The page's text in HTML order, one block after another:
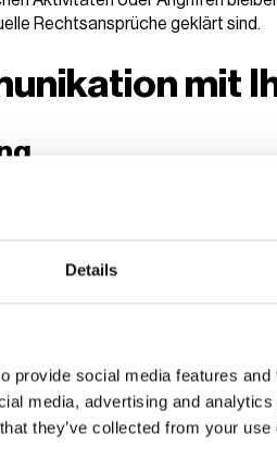
Details
provide social media features
media, advertising and
they’ve collected from your
Rechtsansprüche geklärt sind.
mit
Telefon oder Post an uns
die Analyse unserer
Nutzer zur Verfügung stellen, wie